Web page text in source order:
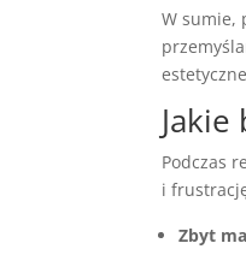
W sumie,
Podczas
i
Zbyt